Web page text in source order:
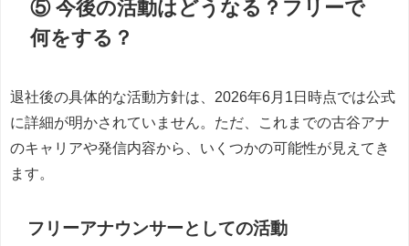
⑤ 今後の活動はどうなる？フリーで
何をする？
退社後の具体的な活動方針は、2026年6月1日時点では公式
に詳細が明かされていません。ただ、これまでの古谷アナ
のキャリアや発信内容から、いくつかの可能性が見えてき
ます。
フリーアナウンサーとしての活動